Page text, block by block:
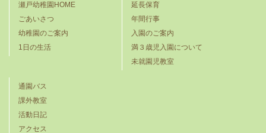
瀬戸幼稚園HOME
ごあいさつ
幼稚園のご案内
1日の生活
延長保育
年間行事
入園のご案内
満３歳児入園について
未就園児教室
通園バス
課外教室
活動日記
アクセス